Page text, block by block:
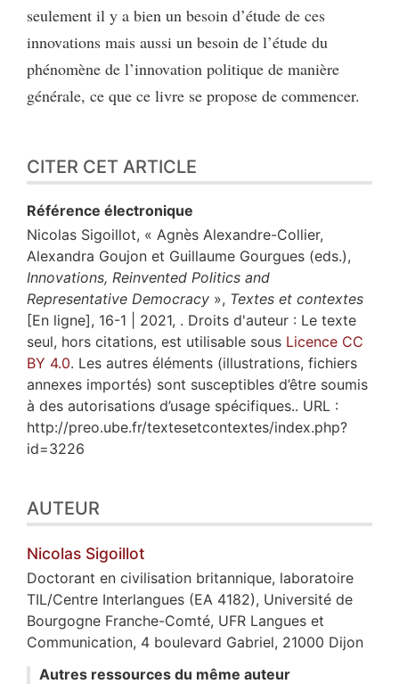
seulement il y a bien un besoin d’étude de ces
innovations mais aussi un besoin de l’étude du
phénomène de l’innovation politique de manière
générale, ce que ce livre se propose de commencer.
CITER CET ARTICLE
Référence électronique
Nicolas Sigoillot, « Agnès Alexandre-Collier,
Alexandra Goujon et Guillaume Gourgues (eds.),
Innovations, Reinvented Politics and
Representative Democracy », Textes et contextes
[En ligne], 16-1 | 2021, . Droits d'auteur : Le texte
seul, hors citations, est utilisable sous Licence CC
BY 4.0. Les autres éléments (illustrations, fichiers
annexes importés) sont susceptibles d’être soumis
à des autorisations d’usage spécifiques.. URL :
http://preo.ube.fr/textesetcontextes/index.php?
id=3226
AUTEUR
Nicolas Sigoillot
Doctorant en civilisation britannique, laboratoire
TIL/Centre Interlangues (EA 4182), Université de
Bourgogne Franche-Comté, UFR Langues et
Communication, 4 boulevard Gabriel, 21000 Dijon
Autres ressources du même auteur